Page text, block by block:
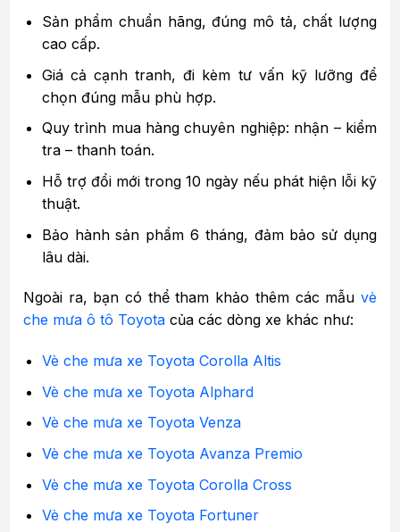
Sản phẩm chuẩn hãng, đúng mô tả, chất lượng
cao cấp.
Giá cả cạnh tranh, đi kèm tư vấn kỹ lưỡng để
chọn đúng mẫu phù hợp.
Quy trình mua hàng chuyên nghiệp: nhận – kiểm
tra – thanh toán.
Hỗ trợ đổi mới trong 10 ngày nếu phát hiện lỗi kỹ
thuật.
Bảo hành sản phẩm 6 tháng, đảm bảo sử dụng
lâu dài.
Ngoài ra, bạn có thể tham khảo thêm các mẫu vè
che mưa ô tô Toyota của các dòng xe khác như:
Vè che mưa xe Toyota Corolla Altis
Vè che mưa xe Toyota Alphard
Vè che mưa xe Toyota Venza
Vè che mưa xe Toyota Avanza Premio
Vè che mưa xe Toyota Corolla Cross
Vè che mưa xe Toyota Fortuner